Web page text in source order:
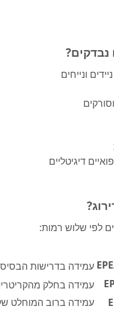
נבדקים?
ונייחים
דיגיטליים
לפי שלוש רמות:
עמידה בדרישות
עמידה בחלק
עמידה ברוב המוחלט